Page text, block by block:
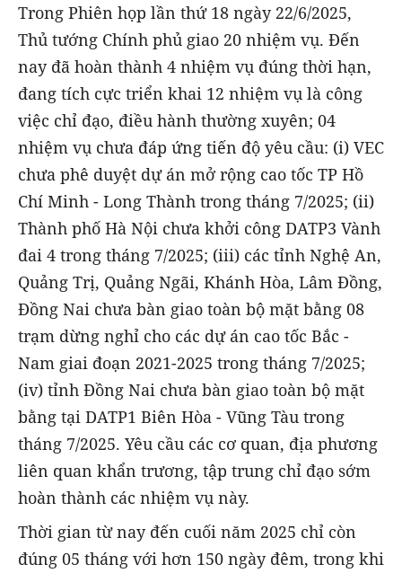
Trong Phiên họp lần thứ 18 ngày 22/6/2025,
Thủ tướng Chính phủ giao 20 nhiệm vụ. Đến
nay đã hoàn thành 4 nhiệm vụ đúng thời hạn,
đang tích cực triển khai 12 nhiệm vụ là công
việc chỉ đạo, điều hành thường xuyên; 04
nhiệm vụ chưa đáp ứng tiến độ yêu cầu: (i) VEC
chưa phê duyệt dự án mở rộng cao tốc TP Hồ
Chí Minh - Long Thành trong tháng 7/2025; (ii)
Thành phố Hà Nội chưa khởi công DATP3 Vành
đai 4 trong tháng 7/2025; (iii) các tỉnh Nghệ An,
Quảng Trị, Quảng Ngãi, Khánh Hòa, Lâm Đồng,
Đồng Nai chưa bàn giao toàn bộ mặt bằng 08
trạm dừng nghỉ cho các dự án cao tốc Bắc -
Nam giai đoạn 2021-2025 trong tháng 7/2025;
(iv) tỉnh Đồng Nai chưa bàn giao toàn bộ mặt
bằng tại DATP1 Biên Hòa - Vũng Tàu trong
tháng 7/2025. Yêu cầu các cơ quan, địa phương
liên quan khẩn trương, tập trung chỉ đạo sớm
hoàn thành các nhiệm vụ này.
Thời gian từ nay đến cuối năm 2025 chỉ còn
đúng 05 tháng với hơn 150 ngày đêm, trong khi